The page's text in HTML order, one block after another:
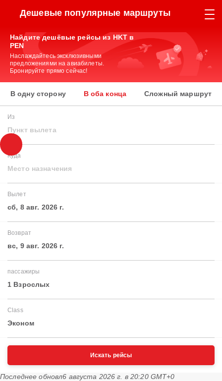
Дешевые популярные маршруты
Найдите дешёвые рейсы из HKT в
PEN
Наслаждайтесь эксклюзивными
предложениями на авиабилеты.
Бронируйте прямо сейчас!
В одну сторону В оба конца Сложный маршрут
Из
Пункт вылета
Куда
Место назначения
Вылет
сб, 8 авг. 2026 г.
Возврат
вс, 9 авг. 2026 г.
пассажиры
1 Взрослых
Class
Эконом
Искать рейсы
Последнее обновл6 августа 2026 г. в 20:20 GMT+0